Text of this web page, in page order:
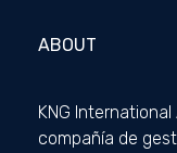
ABOUT
KNG
compañía de